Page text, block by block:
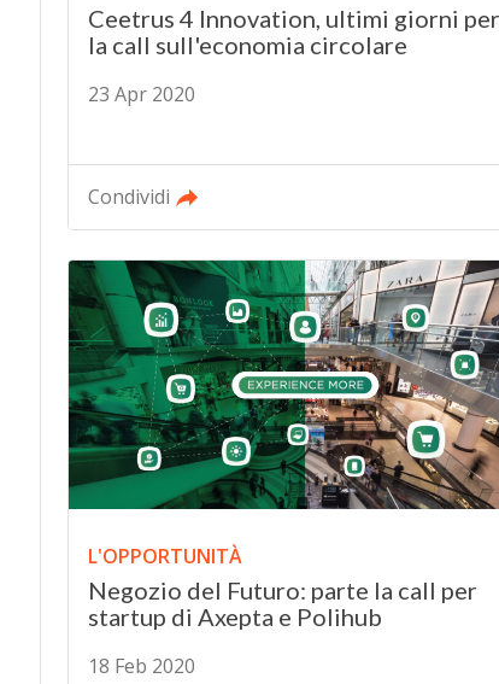
Ceetrus 4 Innovation, ultimi giorni per
la call sull'economia circolare
23 Apr 2020
Condividi
L'OPPORTUNITÀ
Negozio del Futuro: parte la call per
startup di Axepta e Polihub
18 Feb 2020